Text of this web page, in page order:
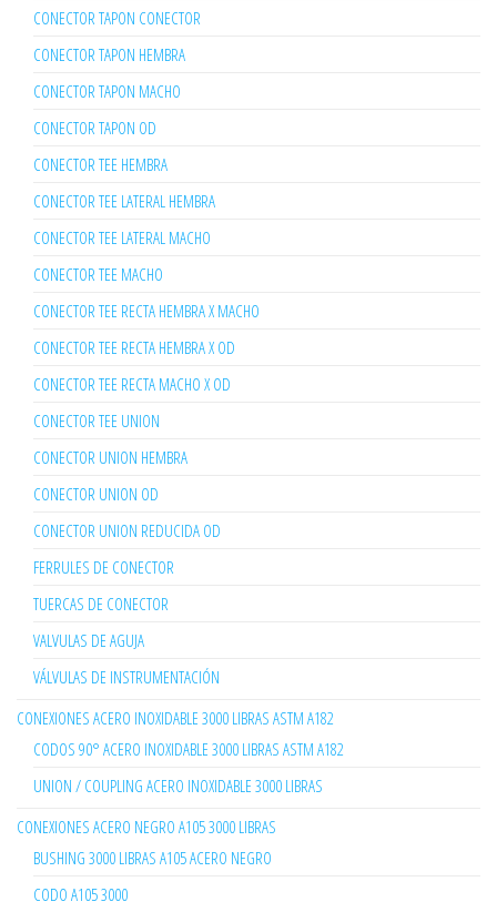
CONECTOR TAPON CONECTOR
CONECTOR TAPON HEMBRA
CONECTOR TAPON MACHO
CONECTOR TAPON OD
CONECTOR TEE HEMBRA
CONECTOR TEE LATERAL HEMBRA
CONECTOR TEE LATERAL MACHO
CONECTOR TEE MACHO
CONECTOR TEE RECTA HEMBRA X MACHO
CONECTOR TEE RECTA HEMBRA X OD
CONECTOR TEE RECTA MACHO X OD
CONECTOR TEE UNION
CONECTOR UNION HEMBRA
CONECTOR UNION OD
CONECTOR UNION REDUCIDA OD
FERRULES DE CONECTOR
TUERCAS DE CONECTOR
VALVULAS DE AGUJA
VÁLVULAS DE INSTRUMENTACIÓN
CONEXIONES ACERO INOXIDABLE 3000 LIBRAS ASTM A182
CODOS 90° ACERO INOXIDABLE 3000 LIBRAS ASTM A182
UNION / COUPLING ACERO INOXIDABLE 3000 LIBRAS
CONEXIONES ACERO NEGRO A105 3000 LIBRAS
BUSHING 3000 LIBRAS A105 ACERO NEGRO
CODO A105 3000